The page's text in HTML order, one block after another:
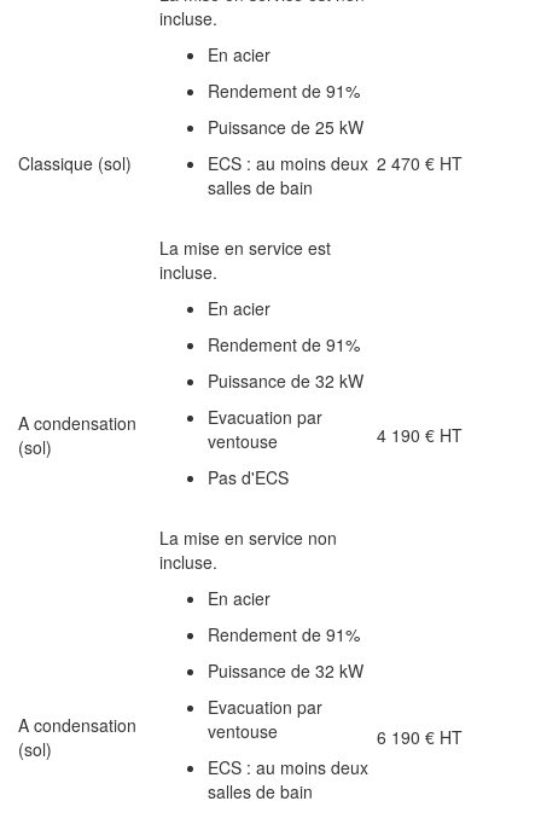
incluse.
Classique (sol)
En acier
Rendement de 91%
Puissance de 25 kW
ECS : au moins deux
salles de bain
La mise en service est
incluse.
2 470 € HT
A condensation
(sol)
En acier
Rendement de 91%
Puissance de 32 kW
Evacuation par
ventouse
Pas d'ECS
La mise en service non
incluse.
4 190 € HT
A condensation
(sol)
En acier
Rendement de 91%
Puissance de 32 kW
Evacuation par
ventouse
ECS : au moins deux
salles de bain
6 190 € HT